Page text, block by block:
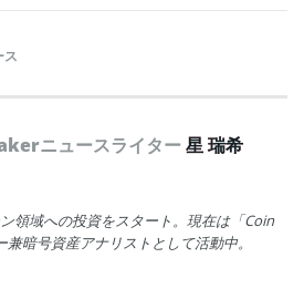
ス
ニュースライター星 瑞希
領域への投資をスタート。現在は「Coin
暗号資産アナリストとして活動中。